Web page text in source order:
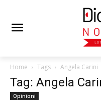
Home Tags Angela Carini
Tag: Angela
Opinioni